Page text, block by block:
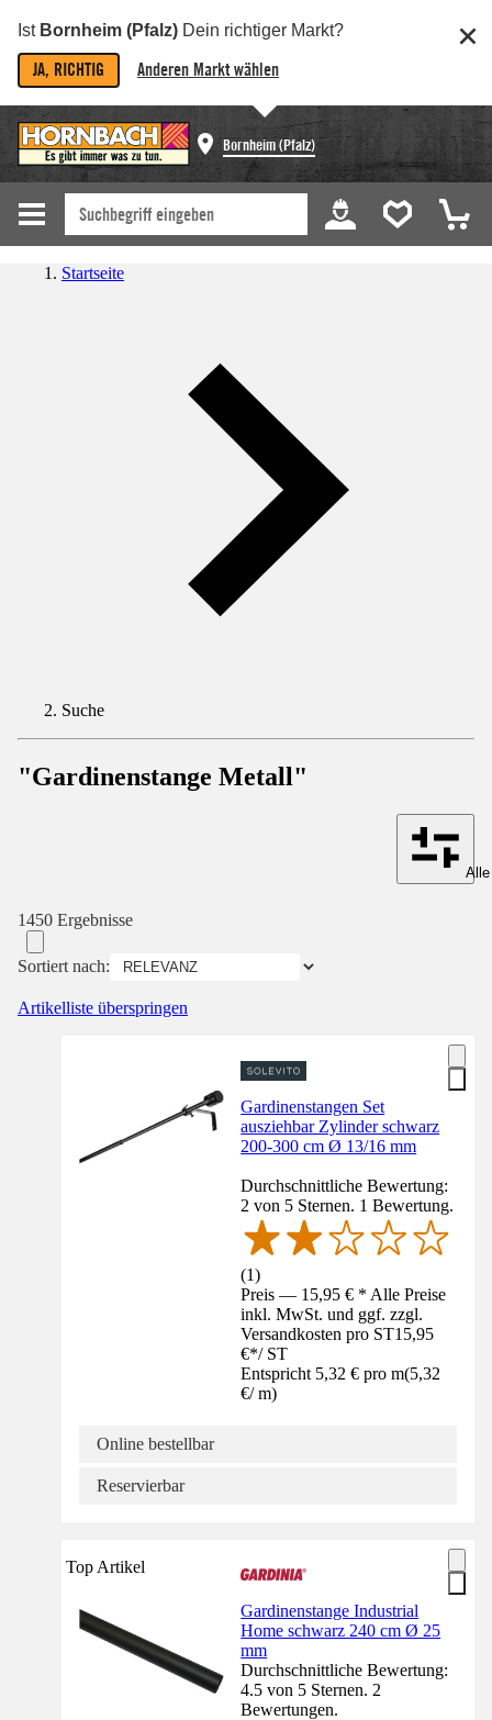
Ist Bornheim (Pfalz) Dein richtiger Markt?
JA, RICHTIG Anderen Markt wählen
Bornheim (Pfalz)
Startseite
Suche
"Gardinenstange Metall"
1450 Ergebnisse
Sortiert nach:
Artikelliste überspringen
Gardinenstangen Set
ausziehbar Zylinder schwarz
200-300 cm Ø 13/16 mm
Durchschnittliche Bewertung:
2 von 5 Sternen. 1 Bewertung.
(1)
Preis — 15,95 € * Alle Preise
inkl. MwSt. und ggf. zzgl.
Versandkosten pro ST15,95
€*/ ST
Entspricht 5,32 € pro m(5,32
€/ m)
Online bestellbar
Reservierbar
Top Artikel
Gardinenstange Industrial
Home schwarz 240 cm Ø 25
mm
Durchschnittliche Bewertung:
4.5 von 5 Sternen. 2
Bewertungen.